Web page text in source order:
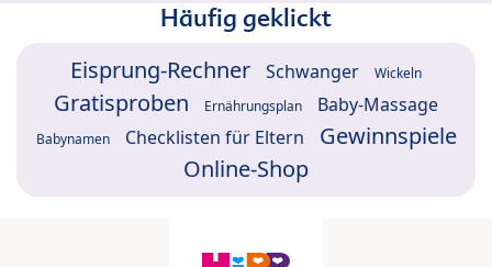
Häufig geklickt
Eisprung-Rechner Schwanger Wickeln
Gratisproben Ernährungsplan Baby-Massage
Babynamen Checklisten für Eltern
Gewinnspiele
Online-Shop